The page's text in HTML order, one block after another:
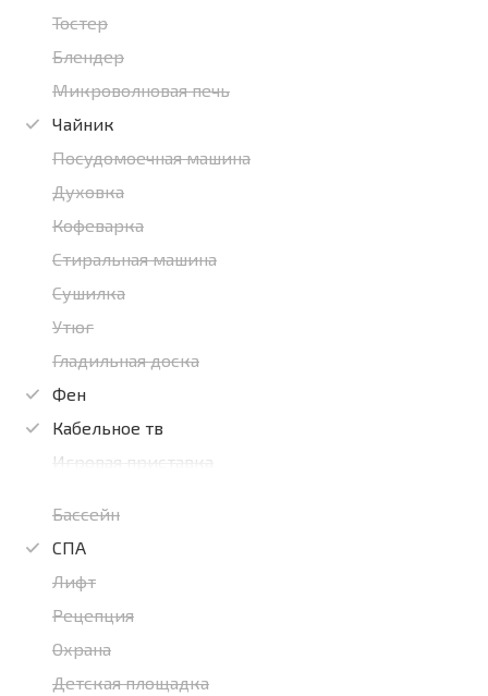
Тостер
Блендер
Микроволновая печь
Чайник
Посудомоечная машина
Духовка
Кофеварка
Стиральная машина
Сушилка
Утюг
Гладильная доска
Фен
Кабельное тв
Игровая приставка
Бассейн
СПА
Лифт
Рецепция
Охрана
Детская площадка